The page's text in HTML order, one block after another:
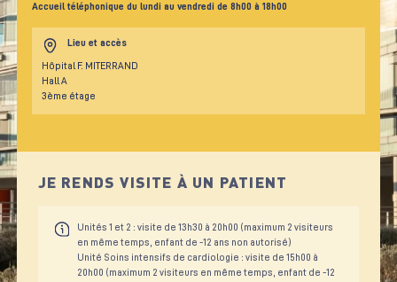
Accueil téléphonique du lundi au vendredi de 8h00 à 18h00
Lieu et accès
Hôpital F. MITERRAND
Hall A
3ème étage
JE RENDS VISITE À UN PATIENT
Unités 1 et 2 : visite de 13h30 à 20h00 (maximum 2 visiteurs
en même temps, enfant de -12 ans non autorisé)
Unité Soins intensifs de cardiologie : visite de 15h00 à
20h00 (maximum 2 visiteurs en même temps, enfant de -12